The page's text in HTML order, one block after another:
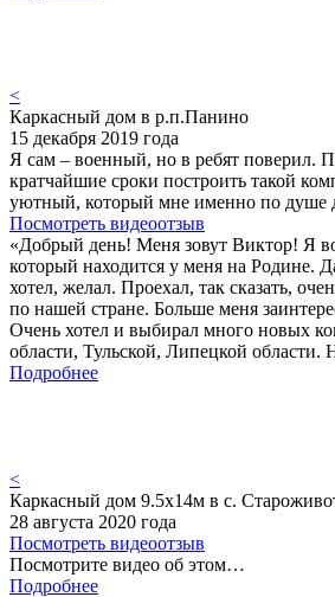
<
Каркасный дом в р.п.Панино
15 декабря 2019 года
Я сам – военный, но в ребят поверил.
кратчайшие сроки построить такой
уютный, который мне именно по душе
Посмотреть видеоотзыв
«Добрый день! Меня зовут Виктор! Я
который находится у меня на Родине.
хотел, желал. Проехал, так сказать,
по нашей стране. Больше меня
Очень хотел и выбирал много новых
области, Тульской, Липецкой
Подробнее
<
Каркасный дом 9.5х14м в с.
28 августа 2020 года
Посмотреть видеоотзыв
Посмотрите видео об этом…
Подробнее